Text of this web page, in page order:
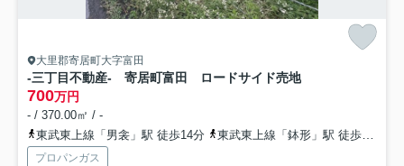
大里郡寄居町大字富田
-三丁目不動産- 寄居町富田 ロードサイド売地
700万円
- / 370.00㎡ / -
東武東上線「男衾」駅 徒歩14分
東武東上線「鉢形」駅 徒歩23分
プロパンガス